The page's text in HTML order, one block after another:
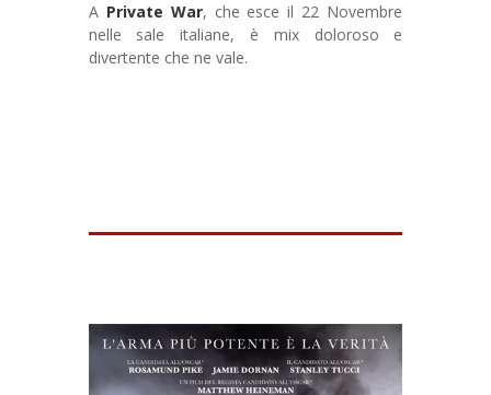
A Private War, che esce il 22 Novembre
nelle sale italiane, è mix doloroso e
divertente che ne vale.